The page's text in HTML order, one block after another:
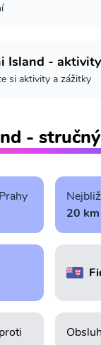
Island - aktivity
si aktivity a zážitky
-
20 km